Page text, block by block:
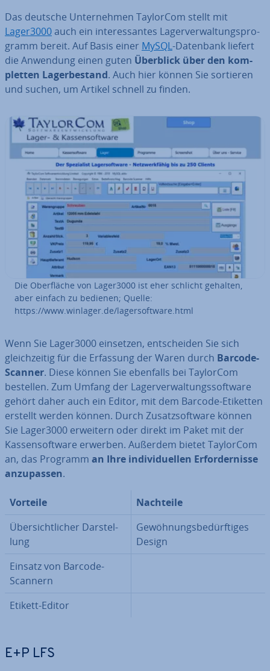
Das deutsche Un­ter­neh­men TaylorCom stellt mit
Lager3000auch ein in­ter­es­san­tes La­ger­ver­wal­tungs­pro­
gramm bereit. Auf Basis einer MySQL-Datenbank liefert
die Anwendung einen guten Überblick über den kom­
plet­ten La­ger­be­stand. Auch hier können Sie sortieren
und suchen, um Artikel schnell zu finden.
Die Ober­flä­che von Lager3000 ist eher schlicht gehalten,
aber einfach zu bedienen; Quelle:
https://www.winlager.de/la­ger­soft­ware.html
Wenn Sie Lager3000 einsetzen, ent­schei­den Sie sich
gleich­zei­tig für die Erfassung der Waren durch Barcode-
Scanner. Diese können Sie ebenfalls bei TaylorCom
bestellen. Zum Umfang der La­ger­ver­wal­tungs­soft­ware
gehört daher auch ein Editor, mit dem Barcode-Etiketten
erstellt werden können. Durch Zu­satz­soft­ware können
Sie Lager3000 erweitern oder direkt im Paket mit der
Kas­sen­soft­ware erwerben. Außerdem bietet TaylorCom
an, das Programm an Ihre in­di­vi­du­el­len Er­for­der­nis­se
an­zu­pas­sen.
Vorteile
Nachteile
Über­sicht­li­cher Dar­stel­
lung
Ge­wöh­nungs­be­dürf­ti­ges
Design
Einsatz von Barcode-
Scannern
Etikett-Editor
E+P LFS